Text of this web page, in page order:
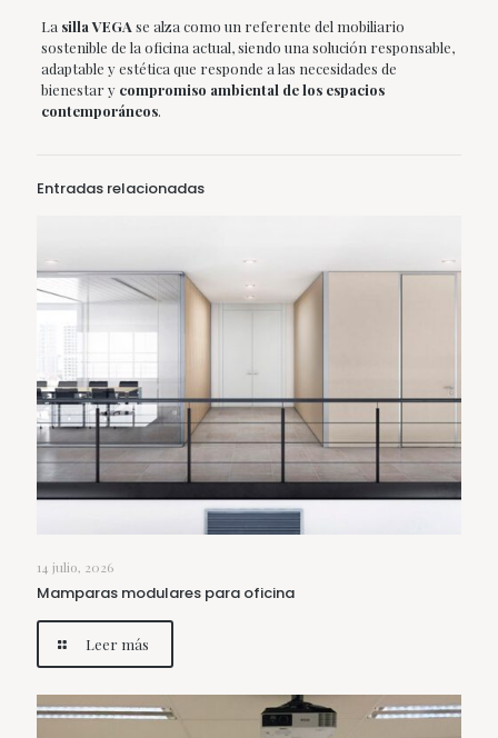
La silla VEGA se alza como un referente del mobiliario
sostenible de la oficina actual, siendo una solución responsable,
adaptable y estética que responde a las necesidades de
bienestar y compromiso ambiental de los espacios
contemporáneos.
Entradas relacionadas
14 julio, 2026
Mamparas modulares para oficina
Leer más